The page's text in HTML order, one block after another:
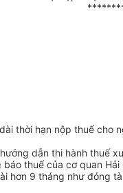
thời hạn nộp thuế
dẫn thi hành thuế
thuế của cơ quan Hải
9 tháng như đóng